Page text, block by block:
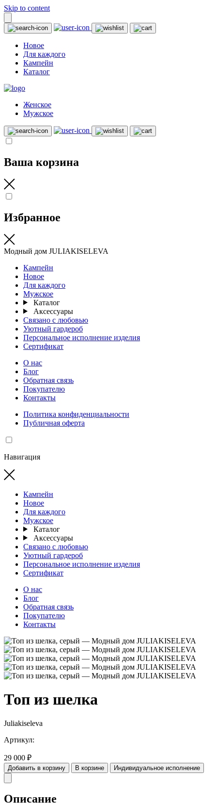
Skip to content
Новое
Для каждого
Кампейн
Каталог
Женское
Мужское
Ваша корзина
Избранное
Модный дом JULIAKISELEVA
Кампейн
Новое
Для каждого
Мужское
Каталог
Аксессуары
Связано с любовью
Уютный гардероб
Персональное исполнение изделия
Сертификат
О нас
Блог
Обратная связь
Покупателю
Контакты
Политика конфиденциальности
Публичная оферта
Навигация
Кампейн
Новое
Для каждого
Мужское
Каталог
Аксессуары
Связано с любовью
Уютный гардероб
Персональное исполнение изделия
Сертификат
О нас
Блог
Обратная связь
Покупателю
Контакты
Топ из шелка
Juliakiseleva
Артикул:
29 000 ₽
Добавить в корзину В корзине Индивидуальное исполнение
Описание